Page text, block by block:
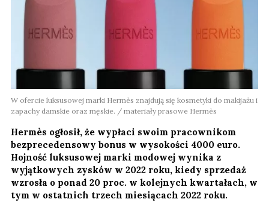
W ofercie luksusowej marki Hermès znajdują się kosmetyki do makijażu i
zapachy damskie oraz męskie. / materiały prasowe Hermès
Hermès ogłosił, że wypłaci swoim pracownikom
bezprecedensowy bonus w wysokości 4000 euro.
Hojność luksusowej marki modowej wynika z
wyjątkowych zysków w 2022 roku, kiedy sprzedaż
wzrosła o ponad 20 proc. w kolejnych kwartałach, w
tym w ostatnich trzech miesiącach 2022 roku.